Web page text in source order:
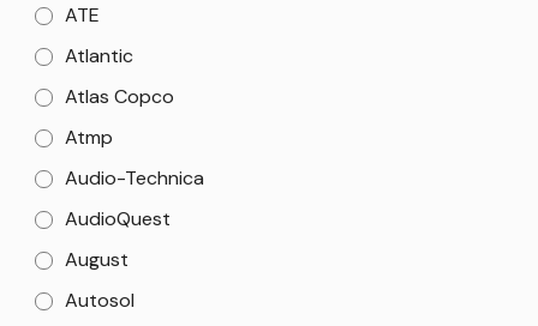
ATE
Atlantic
Atlas Copco
Atmp
Audio-Technica
AudioQuest
August
Autosol